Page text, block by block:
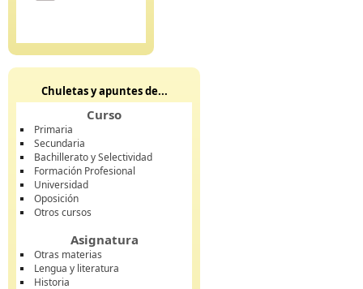
Chuletas y apuntes de...
Curso
Primaria
Secundaria
Bachillerato y Selectividad
Formación Profesional
Universidad
Oposición
Otros cursos
Asignatura
Otras materias
Lengua y literatura
Historia